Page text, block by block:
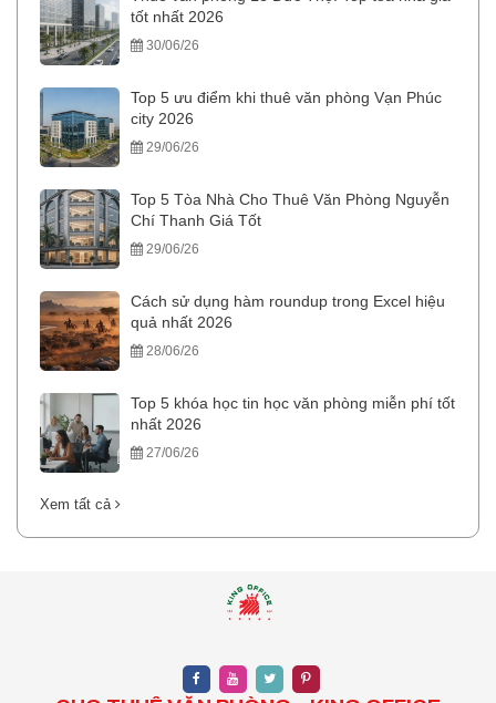
tốt nhất 2026
30/06/26
Top 5 ưu điểm khi thuê văn phòng Vạn Phúc
city 2026
29/06/26
Top 5 Tòa Nhà Cho Thuê Văn Phòng Nguyễn
Chí Thanh Giá Tốt
29/06/26
Cách sử dụng hàm roundup trong Excel hiệu
quả nhất 2026
28/06/26
Top 5 khóa học tin học văn phòng miễn phí tốt
nhất 2026
27/06/26
Xem tất cả